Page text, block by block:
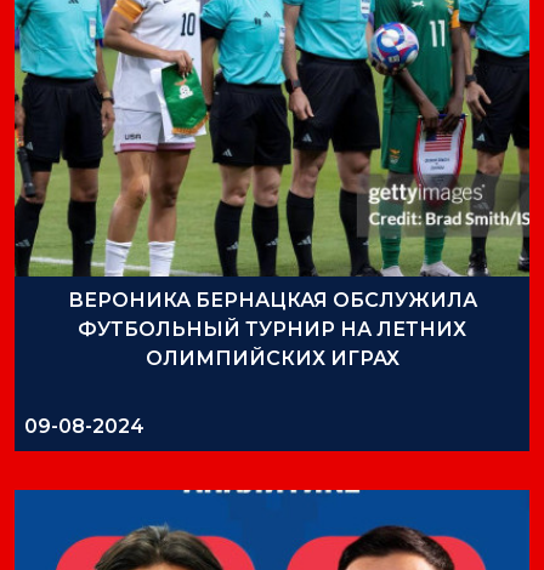
ВЕРОНИКА БЕРНАЦКАЯ ОБСЛУЖИЛА
ФУТБОЛЬНЫЙ ТУРНИР НА ЛЕТНИХ
ОЛИМПИЙСКИХ ИГРАХ
09-08-2024